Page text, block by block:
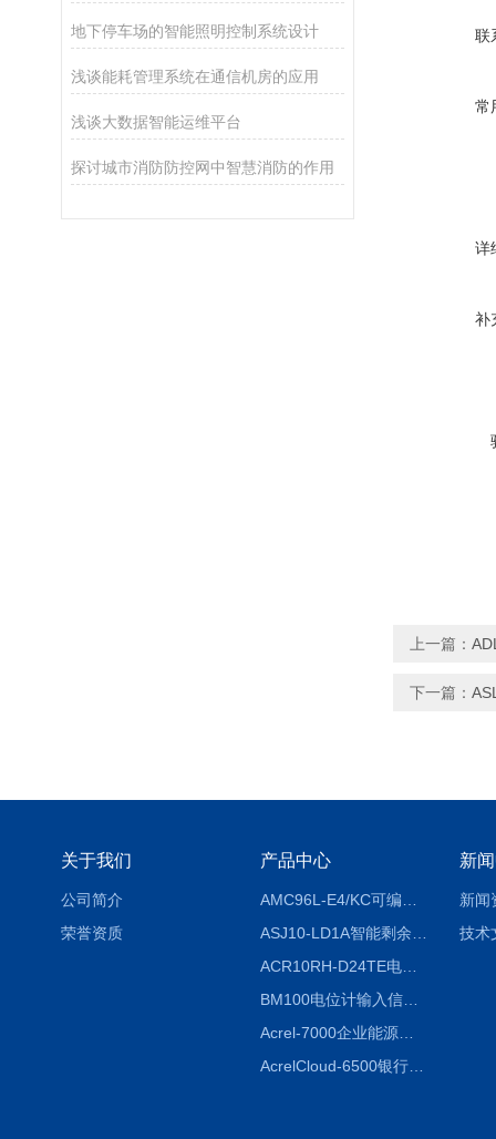
地下停车场的智能照明控制系统设计
浅谈能耗管理系统在通信机房的应用
浅谈大数据智能运维平台
探讨城市消防防控网中智慧消防的作用
联
常
详
补
上一篇：
下一篇：
关于我们
公司简介
荣誉资质
产品中心
ACR10RH-D24TE电力仪表外置开口式互感器
BM100电位计输入信号隔离器
Acrel-7000企业能源管控平台
AcrelCloud-6500银行业安全用电能耗云平台
新
新闻
技术